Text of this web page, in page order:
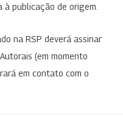
publicação de origem.
na RSP deverá assinar
(em momento
em contato com o